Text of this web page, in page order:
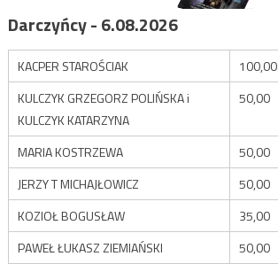
Darczyńcy - 6.08.2026
KACPER STAROŚCIAK
100,00
KULCZYK GRZEGORZ POLIŃSKA i
KULCZYK KATARZYNA
50,00
MARIA KOSTRZEWA
50,00
JERZY T MICHAJŁOWICZ
50,00
KOZIOŁ BOGUSŁAW
35,00
PAWEŁ ŁUKASZ ZIEMIAŃSKI
50,00